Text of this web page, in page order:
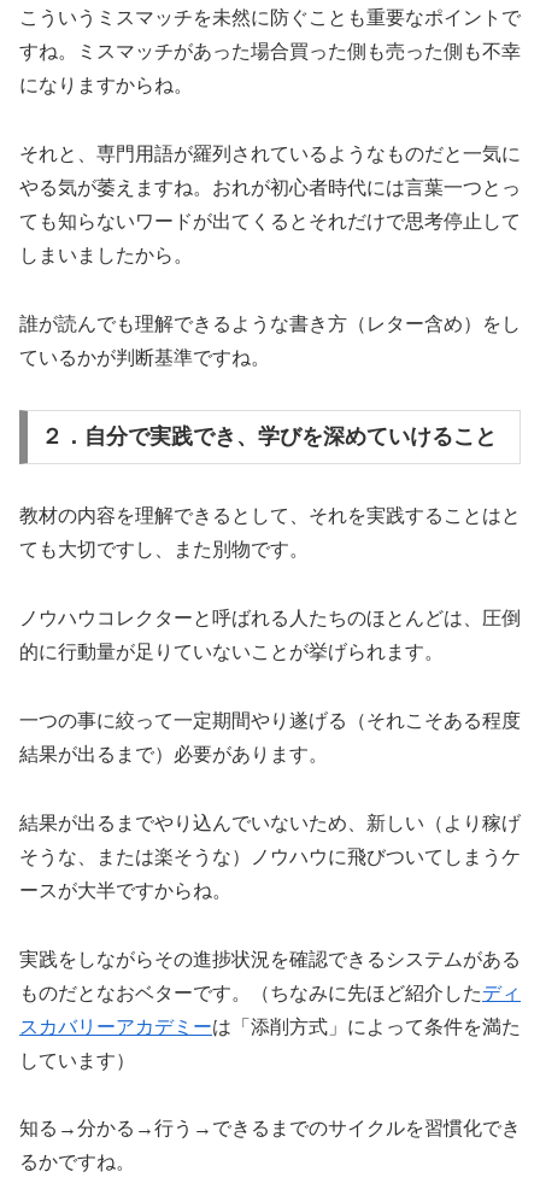
こういうミスマッチを未然に防ぐことも重要なポイントで
すね。ミスマッチがあった場合買った側も売った側も不幸
になりますからね。
それと、専門用語が羅列されているようなものだと一気に
やる気が萎えますね。おれが初心者時代には言葉一つとっ
ても知らないワードが出てくるとそれだけで思考停止して
しまいましたから。
誰が読んでも理解できるような書き方（レター含め）をし
ているかが判断基準ですね。
２．自分で実践でき、学びを深めていけること
教材の内容を理解できるとして、それを実践することはと
ても大切ですし、また別物です。
ノウハウコレクターと呼ばれる人たちのほとんどは、圧倒
的に行動量が足りていないことが挙げられます。
一つの事に絞って一定期間やり遂げる（それこそある程度
結果が出るまで）必要があります。
結果が出るまでやり込んでいないため、新しい（より稼げ
そうな、または楽そうな）ノウハウに飛びついてしまうケ
ースが大半ですからね。
実践をしながらその進捗状況を確認できるシステムがある
ものだとなおベターです。（ちなみに先ほど紹介したディ
スカバリーアカデミーは「添削方式」によって条件を満た
しています）
知る→分かる→行う→できるまでのサイクルを習慣化でき
るかですね。